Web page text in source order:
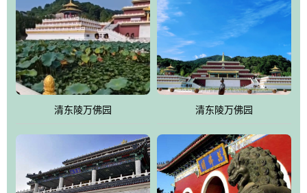
的墓地安葬、祭祀吊亡并结合旅游参观构成其主要使用功能；以苍
郁绚丽、优雅宜人的园林景观构成其外部形象。通过墓园建设与造
园手法相结合的默契操作，建成一处特色鲜明、服务周全、环境优
美、民族风格突出，与周边文物古迹交相呼应的极具吸引力的花园
式园林。
万佛园工程一期占地448亩，目前完成投资近12亿元人民币，园区采
用全仿古式建筑，寻求与世界文化遗产地清东陵的和谐统一，在园
区建设中寻求陵园建设与景区建设的有机融合，充分发挥独一无二
的地形优势，打造现代艺术园林，建设旅游景观、寺庙、酒店等综
清东陵万佛园 清东陵万佛园